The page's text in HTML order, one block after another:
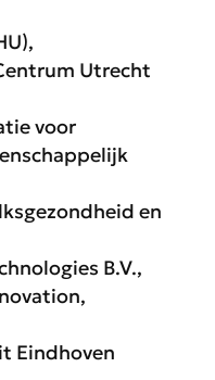
Utrecht
voor
en
B.V.,
Eindhoven